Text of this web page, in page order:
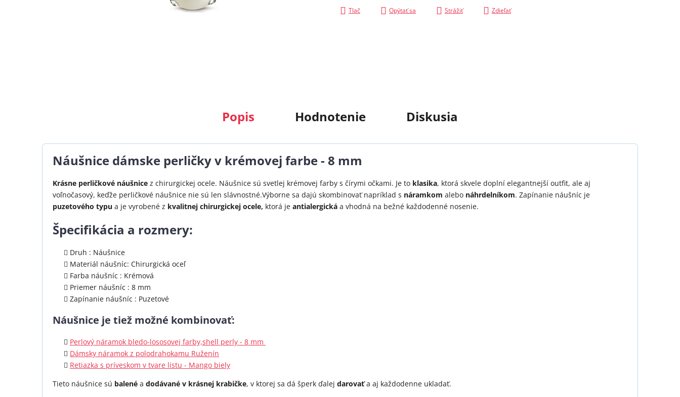
Tlač Opýtať sa Strážiť Zdieľať
Popis Hodnotenie Diskusia
Náušnice dámske perličky v krémovej farbe - 8 mm
Krásne perličkové náušnice z chirurgickej ocele. Náušnice sú svetlej krémovej farby s čírymi očkami. Je to klasika, ktorá skvele doplní elegantnejší outfit, ale aj
voľnočasový, keďže perličkové náušnice nie sú len slávnostné.Výborne sa dajú skombinovať napríklad s náramkom alebo náhrdelníkom. Zapínanie náušníc je
puzetového typu a je vyrobené z kvalitnej chirurgickej ocele, ktorá je antialergická a vhodná na bežné každodenné nosenie.
Špecifikácia a rozmery:
Druh : Náušnice
Materiál náušníc: Chirurgická oceľ
Farba náušníc : Krémová
Priemer náušníc : 8 mm
Zapínanie náušníc : Puzetové
Náušnice je tiež možné kombinovať:
Perlový náramok bledo-lososovej farby,shell perly - 8 mm
Dámsky náramok z polodrahokamu Ruženín
Retiazka s príveskom v tvare listu - Mango biely
Tieto náušnice sú balené a dodávané v krásnej krabičke, v ktorej sa dá šperk ďalej darovaťa aj každodenne ukladať.